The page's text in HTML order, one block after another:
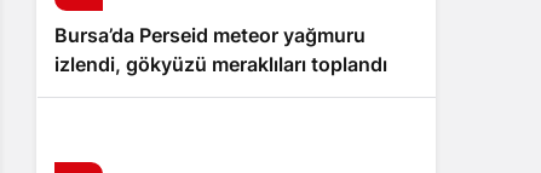
Bursa’da Perseid meteor yağmuru
izlendi, gökyüzü meraklıları toplandı